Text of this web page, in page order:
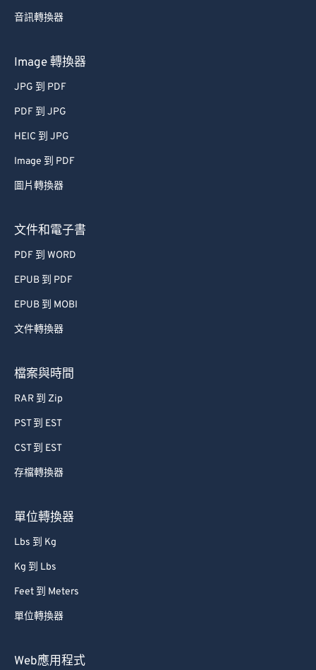
音訊轉換器
Image 轉換器
JPG 到 PDF
PDF 到 JPG
HEIC 到 JPG
Image 到 PDF
圖片轉換器
文件和電子書
PDF 到 WORD
EPUB 到 PDF
EPUB 到 MOBI
文件轉換器
檔案與時間
RAR 到 Zip
PST 到 EST
CST 到 EST
存檔轉換器
單位轉換器
Lbs 到 Kg
Kg 到 Lbs
Feet 到 Meters
單位轉換器
Web應用程式